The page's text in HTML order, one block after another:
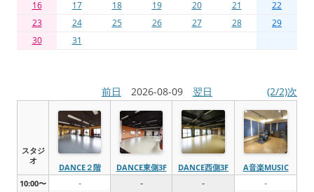
16
17 18 19 20 21
22
23
24 25 26 27 28
29
30
31
前日 2026-08-09 翌日 (2/2)次
スタジ
オ
DANCE２階 DANCE東側3F DANCE西側3F
A音楽MUSIC
10:00〜
- - - -